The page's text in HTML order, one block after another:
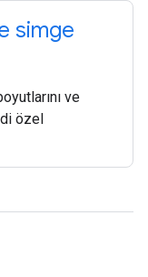
simge
ve
özel